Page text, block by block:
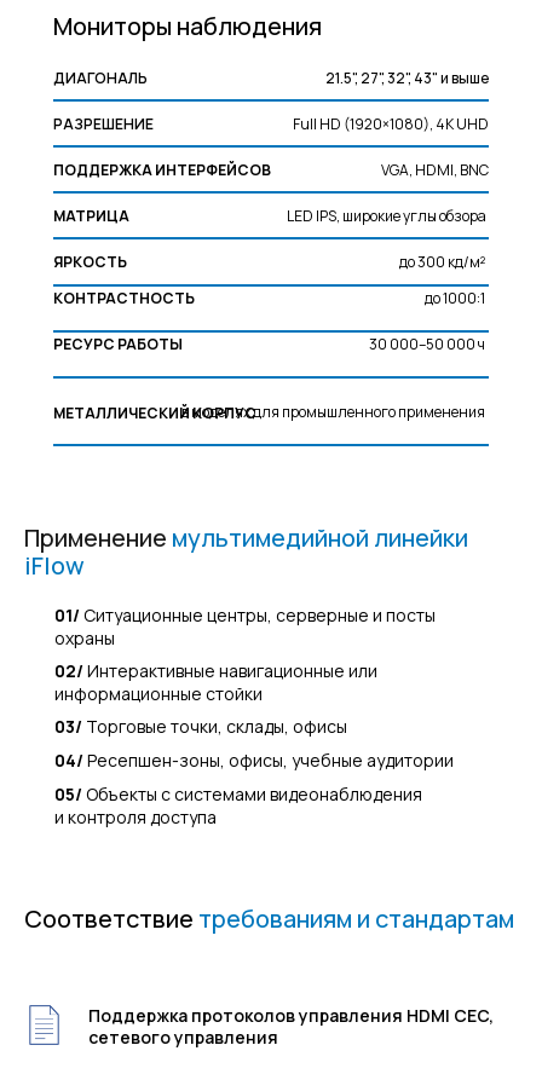
Мониторы наблюдения
ДИАГОНАЛЬ
МАТРИЦА
ПОДДЕРЖКА ИНТЕРФЕЙСОВ
КОНТРАСТНОСТЬ
МЕТАЛЛИЧЕСКИЙ КОРПУС
РАЗРЕШЕНИЕ
ЯРКОСТЬ
РЕСУРС РАБОТЫ
21.5", 27", 32", 43" и выше
LED IPS, широкие углы обзора
VGA, HDMI, BNC
до 1000:1
Full HD (1920×1080), 4K UHD
до 300 кд/м²
30 000–50 000 ч
в моделях для промышленного применения
Применение мультимедийной линейки
iFlow
01/ Ситуационные центры, серверные и посты
охраны
02/ Интерактивные навигационные или
информационные стойки
03/ Торговые точки, склады, офисы
04/ Ресепшен-зоны, офисы, учебные аудитории
05/ Объекты с системами видеонаблюдения
и контроля доступа
Соответствие требованиям и стандартам
Поддержка протоколов управления HDMI CEC,
сетевого управления